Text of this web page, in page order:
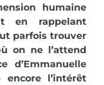
humaine
en rappelant
parfois trouver
on ne l’attend
d’Emmanuelle
encore l’intérêt